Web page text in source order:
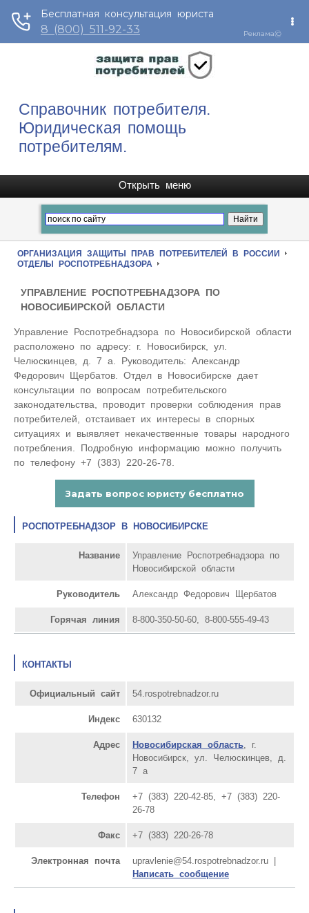
Справочник потребителя.
Юридическая помощь
потребителям.
ОРГАНИЗАЦИЯ ЗАЩИТЫ ПРАВ ПОТРЕБИТЕЛЕЙ В РОССИИ
ОТДЕЛЫ РОСПОТРЕБНАДЗОРА
УПРАВЛЕНИЕ РОСПОТРЕБНАДЗОРА ПО
НОВОСИБИРСКОЙ ОБЛАСТИ
Управление Роспотребнадзора по Новосибирской области
расположено по адресу: г. Новосибирск, ул.
Челюскинцев, д. 7 а. Руководитель: Александр
Федорович Щербатов. Отдел в Новосибирске дает
консультации по вопросам потребительского
законодательства, проводит проверки соблюдения прав
потребителей, отстаивает их интересы в спорных
ситуациях и выявляет некачественные товары народного
потребления. Подробную информацию можно получить
по телефону +7 (383) 220-26-78.
РОСПОТРЕБНАДЗОР В НОВОСИБИРСКЕ
Название
Управление Роспотребнадзора по
Новосибирской области
Руководитель Александр Федорович Щербатов
Горячая линия 8-800-350-50-60, 8-800-555-49-43
КОНТАКТЫ
Официальный сайт 54.rospotrebnadzor.ru
Индекс 630132
Адрес Новосибирская область, г.
Новосибирск, ул. Челюскинцев, д.
7 а
Телефон
+7 (383) 220-42-85, +7 (383) 220-
26-78
Факс +7 (383) 220-26-78
Электронная почта
upravlenie@54.rospotrebnadzor.ru |
Написать сообщение